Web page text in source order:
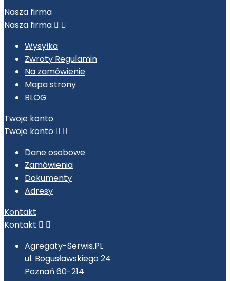
Nasza firma
Nasza firma  
Wysyłka
Zwroty Regulamin
Na zamówienie
Mapa strony
BLOG
Twoje konto
Twoje konto  
Dane osobowe
Zamówienia
Dokumenty
Adresy
Kontakt
Kontakt  
Agregaty-Serwis.PL
ul. Bogusławskiego 24
Poznań 60-214